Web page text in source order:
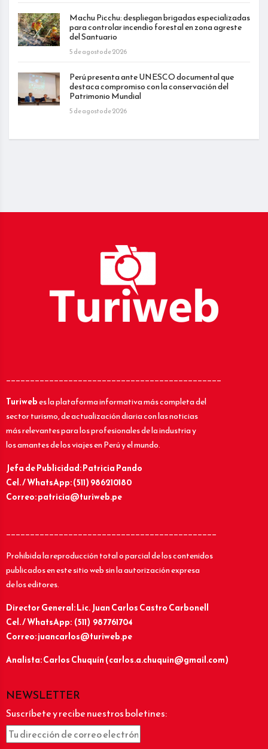
Machu Picchu: despliegan brigadas especializadas
para controlar incendio forestal en zona agreste
del Santuario
5 de agosto de 2026
Perú presenta ante UNESCO documental que
destaca compromiso con la conservación del
Patrimonio Mundial
5 de agosto de 2026
_____________________________________________
Turiwebes la plataforma informativa más completa del
sector turismo, de actualización diaria con las noticias
más relevantes para los profesionales de la industria y
los amantes de los viajes en Perú y el mundo.
Jefa de Publicidad: Patricia Pando
Cel. / WhatsApp: (511) 986210180
Correo: patricia@turiweb.pe
____________________________________________
Prohibida la reproducción total o parcial de los contenidos
publicados en este sitio web sin la autorización expresa
de los editores.
Director General: Lic.Juan Carlos Castro Carbonell
Cel. / WhatsApp: (511) 987761704
Correo: juancarlos@turiweb.pe
Analista: Carlos Chuquín (carlos.a.chuquin@gmail.com)
NEWSLETTER
Suscríbete y recibe nuestros boletines: